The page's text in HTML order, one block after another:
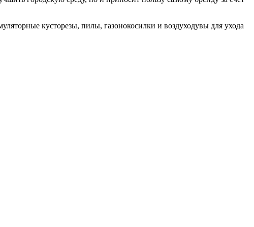
кусторезы, пилы, газонокосилки и воздуходувы для ухода